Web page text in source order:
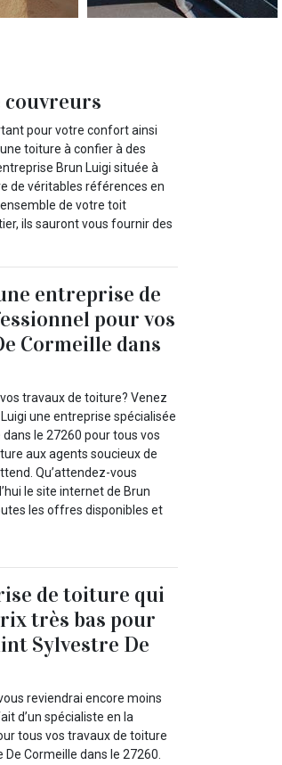
couvreurs
pour votre confort ainsi
toiture à confier à des
Brun Luigi située à
de véritables références en
de votre toit
ils sauront vous fournir des
entreprise de
pour vos
Cormeille dans
travaux de toiture? Venez
une entreprise spécialisée
le 27260 pour tous vos
aux agents soucieux de
Qu’attendez-vous
le site internet de Brun
les offres disponibles et
de toiture qui
très bas pour
Sylvestre De
reviendrai encore moins
d’un spécialiste en la
tous vos travaux de toiture
Cormeille dans le 27260.